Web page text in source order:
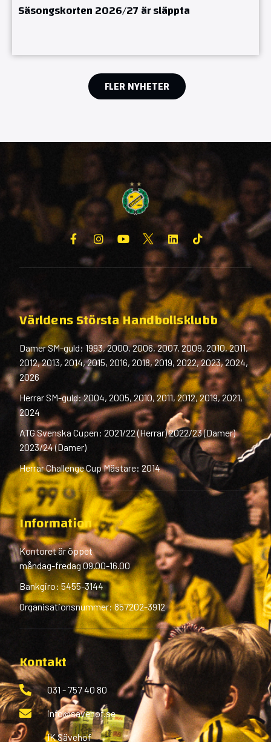
Säsongskorten 2026/27 är släppta
FLER NYHETER
Världens Största Handbollsklubb
Damer SM-guld: 1993, 2000, 2006, 2007, 2009, 2010, 2011,
2012, 2013, 2014, 2015, 2016, 2018, 2019, 2022, 2023, 2024,
2026
Herrar SM-guld: 2004, 2005, 2010, 2011, 2012, 2019, 2021,
2024
ATG Svenska Cupen: 2021/22 (Herrar) 2022/23 (Damer)
2023/24 (Damer)
Herrar Challenge Cup Mästare: 2014
Information
Kontoret är öppet
måndag-fredag 09.00-16.00
Bankgiro: 5455-3144
Organisationsnummer: 857202-3912
Kontakt
031 - 757 40 80
info@savehof.se
IK Sävehof